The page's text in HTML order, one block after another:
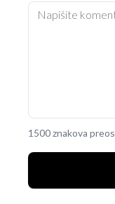
1500 znakova